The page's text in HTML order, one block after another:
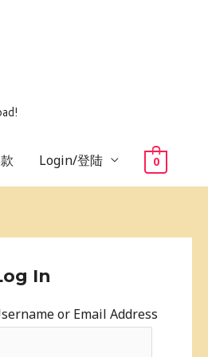
Login/登陆 0
In
or Email Address